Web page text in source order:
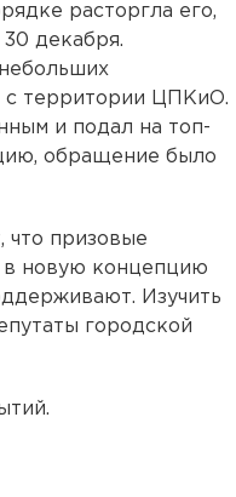
расторгла его,
декабря.
с территории ЦПКиО.
и подал на топ-
обращение было
что призовые
в новую концепцию
Изучить
городской